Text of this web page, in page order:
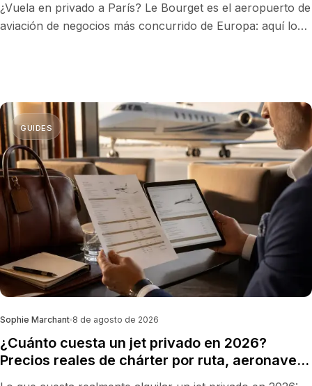
¿Vuela en privado a París? Le Bourget es el aeropuerto de
aviación de negocios más concurrido de Europa: aquí lo
GUIDES
Sophie Marchant 8 de agosto de 2026
¿Cuánto cuesta un jet privado en 2026?
Precios reales de chárter por ruta, aeronave y